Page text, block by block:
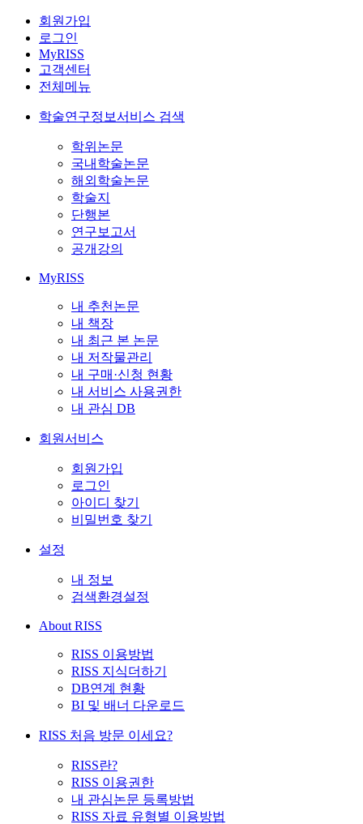
회원가입
로그인
MyRISS
고객센터
전체메뉴
학술연구정보서비스 검색
학위논문
국내학술논문
해외학술논문
학술지
단행본
연구보고서
공개강의
MyRISS
내 추천논문
내 책장
내 최근 본 논문
내 저작물관리
내 구매·신청 현황
내 서비스 사용권한
내 관심 DB
회원서비스
회원가입
로그인
아이디 찾기
비밀번호 찾기
설정
내 정보
검색환경설정
About RISS
RISS 이용방법
RISS 지식더하기
DB연계 현황
BI 및 배너 다운로드
RISS 처음 방문 이세요?
RISS란?
RISS 이용권한
내 관심논문 등록방법
RISS 자료 유형별 이용방법